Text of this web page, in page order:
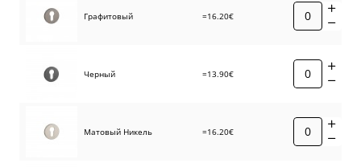
Графитовый =16.20€
Черный =13.90€
Матовый Никель =16.20€